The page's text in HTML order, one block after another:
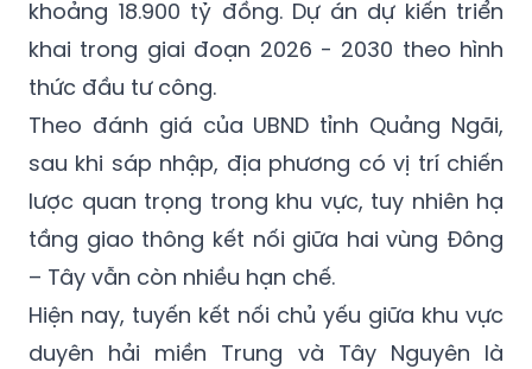
khoảng 18.900 tỷ đồng. Dự án dự kiến triển
khai trong giai đoạn 2026 - 2030 theo hình
thức đầu tư công.
Theo đánh giá của UBND tỉnh Quảng Ngãi,
sau khi sáp nhập, địa phương có vị trí chiến
lược quan trọng trong khu vực, tuy nhiên hạ
tầng giao thông kết nối giữa hai vùng Đông
– Tây vẫn còn nhiều hạn chế.
Hiện nay, tuyến kết nối chủ yếu giữa khu vực
duyên hải miền Trung và Tây Nguyên là